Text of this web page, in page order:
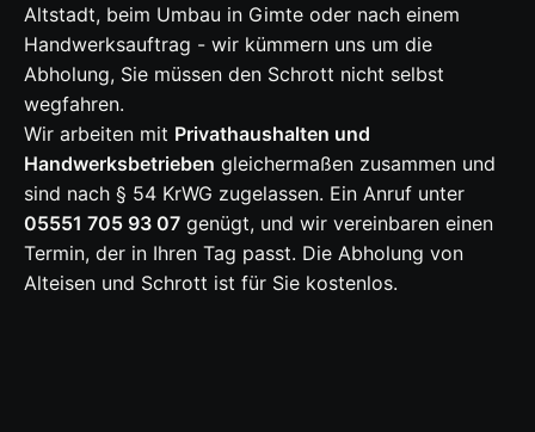
Altstadt, beim Umbau in Gimte oder nach einem
Handwerksauftrag - wir kümmern uns um die
Abholung, Sie müssen den Schrott nicht selbst
wegfahren.
Wir arbeiten mit Privathaushalten und
Handwerksbetrieben gleichermaßen zusammen und
sind nach § 54 KrWG zugelassen. Ein Anruf unter
05551 705 93 07 genügt, und wir vereinbaren einen
Termin, der in Ihren Tag passt. Die Abholung von
Alteisen und Schrott ist für Sie kostenlos.